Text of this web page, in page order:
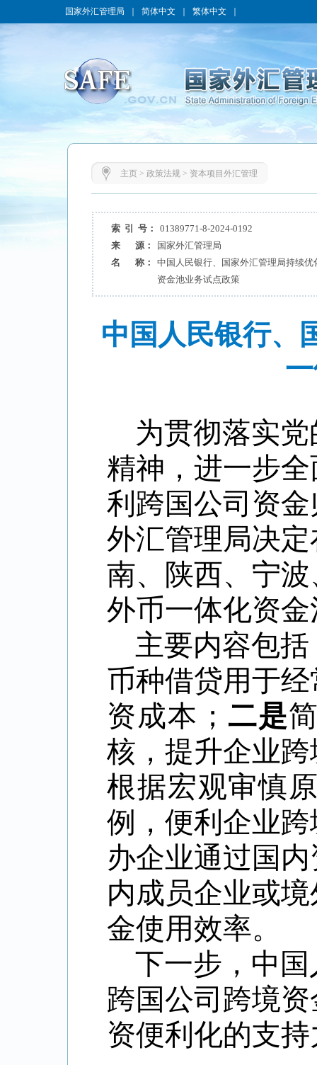
国家外汇管理局 简体中文 繁体中文
主页> 政策法规> 资本项目外汇管理
索 引 号：
01389771-8-2024-0192
来 源：
国家外汇管理局
名 称：
中国人民银行、国家外汇管理局持续
资金池业务试点政策
中国人民银行、
为贯彻落实
精神，进一步
利跨国公司资
外汇管理局决
南、陕西、宁
外币一体化资
主要内容包括
币种借贷用于
资成本； 二是
核，提升企业
根据宏观审慎
例，便利企业
办企业通过国
内成员企业或
金使用效率。
下一步，中
跨国公司跨境
资便利化的支